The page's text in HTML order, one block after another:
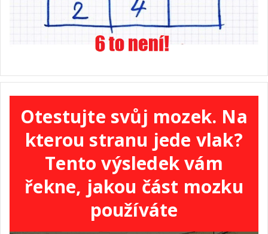
Otestujte svůj mozek. Na
kterou stranu jede vlak?
Tento výsledek vám
řekne, jakou část mozku
používáte